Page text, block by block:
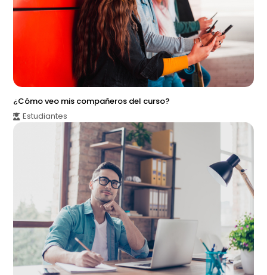
¿Cómo veo mis compañeros del curso?
Estudiantes